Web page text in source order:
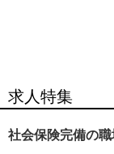
求人特集
社会保険完備の